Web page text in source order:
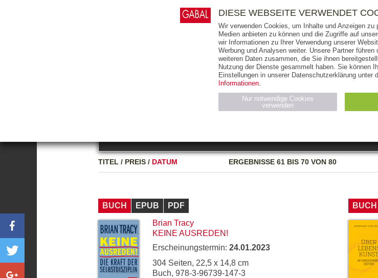
AUSGABEART AUS
TITEL / PREIS / DATUM ERGEBNISSE61 BIS 70 VON 80
BUCH EPUB
PDF
Brian Tracy
KEINE AUSREDEN!
Erscheinungstermin: 24.01.2023
304 Seiten, 22,5 x 14,8 cm
Buch, 978-3-96739-147-3
BUCH
E-BOOKS AUDIO-CDS MP3 NON-BOOKS
THEMEN AUTOREN
RIGHTS PRESSE HANDEL
DIESE WEBSEITE VERWENDET
Wir verwenden Cookies, um Inhalte und Anzeigen
Medien anbieten zu können und die Zugriffe auf
wir Informationen zu Ihrer Verwendung unserer
Werbung und Analysen weiter. Unsere Partner
weiteren Daten zusammen, die Sie ihnen
Nutzung der Dienste gesammelt haben. Sie können
Einstellungen in unserer Datenschutzerklärung unter
Informationen.
Nur notwendige Cookies
verwenden
Name Anbieter Zweck
CMS_SESSION_ID
gabal-
Wird für die Speicherung der